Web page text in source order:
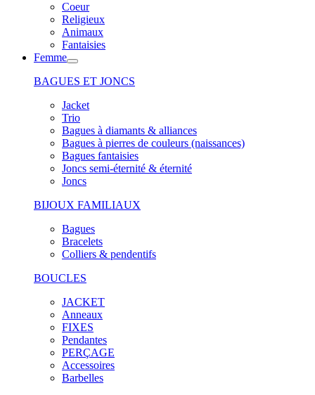
Coeur
Religieux
Animaux
Fantaisies
Femme
BAGUES ET JONCS
Jacket
Trio
Bagues à diamants & alliances
Bagues à pierres de couleurs (naissances)
Bagues fantaisies
Joncs semi-éternité & éternité
Joncs
BIJOUX FAMILIAUX
Bagues
Bracelets
Colliers & pendentifs
BOUCLES
JACKET
Anneaux
FIXES
Pendantes
PERÇAGE
Accessoires
Barbelles